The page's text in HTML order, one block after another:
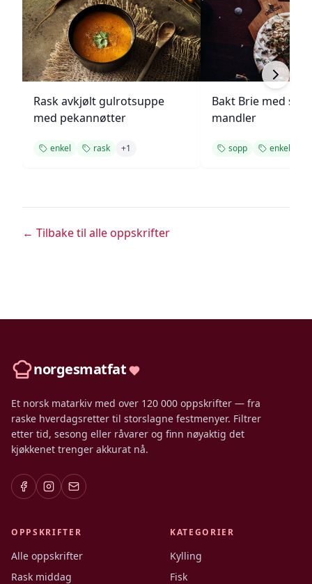
Rask avkjølt gulrotsuppe
med pekannøtter
enkel rask +1
Bakt Brie med
mandler
sopp enkel
← Tilbake til alle oppskrifter
norgesmatfat
Et norsk matarkiv med over 120 000 oppskrifter — fra
raske hverdagsretter til storslagne festmenyer. Filtrer
etter tid, sesong eller råvarer og finn nøyaktig det
kjøkkenet trenger akkurat nå.
OPPSKRIFTER
Alle oppskrifter
Rask middag
KATEGORIER
Kylling
Fisk